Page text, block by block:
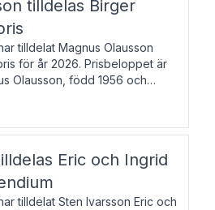
tilldelas Birger
tilldelat Magnus Olausson
för år 2026. Prisbeloppet är
Olausson, född 1956 och
museiman och
1993 vid Uppsala un
Eric och Ingrid
tilldelat Sten Ivarsson Eric och